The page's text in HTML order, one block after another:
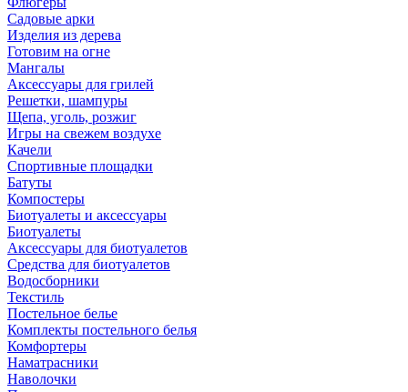
Садовые арки
Изделия из дерева
Готовим на огне
Мангалы
Аксессуары для грилей
Решетки, шампуры
Щепа, уголь, розжиг
Игры на свежем воздухе
Качели
Спортивные площадки
Батуты
Компостеры
Биотуалеты и аксессуары
Биотуалеты
Аксессуары для биотуалетов
Средства для биотуалетов
Водосборники
Текстиль
Постельное белье
Комплекты постельного белья
Комфортеры
Наматрасники
Наволочки